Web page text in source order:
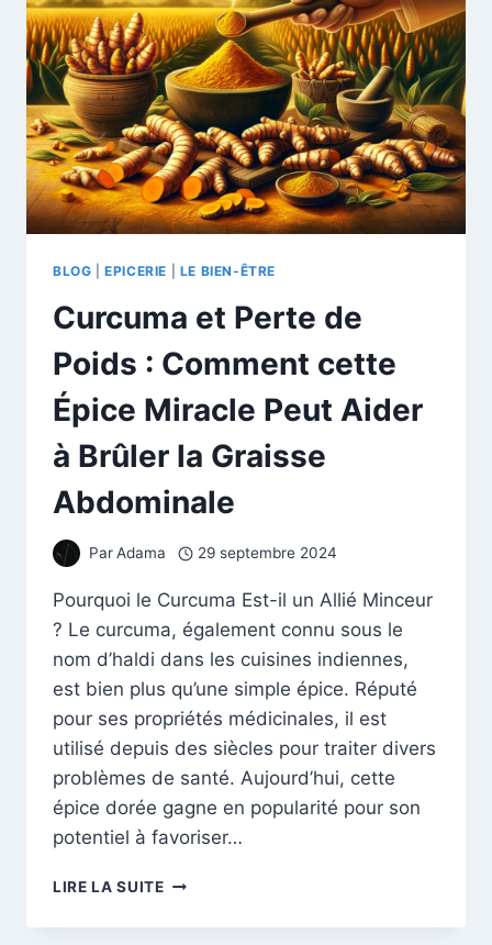
GROSSIR
:
COMMENT
LES
CONSOMMER
SANS
STRESSER
BLOG |EPICERIE LE BIEN-ÊTRE
Curcuma et Perte de
Poids : Comment cette
Épice Miracle Peut Aider
à Brûler la Graisse
Abdominale
ParAdama 29 septembre 2024
Pourquoi le Curcuma Est-il un Allié Minceur
? Le curcuma, également connu sous le
nom d’haldi dans les cuisines indiennes,
est bien plus qu’une simple épice. Réputé
pour ses propriétés médicinales, il est
utilisé depuis des siècles pour traiter divers
problèmes de santé. Aujourd’hui, cette
épice dorée gagne en popularité pour son
potentiel à favoriser…
LIRE LA SUITECURCUMA
PERTE